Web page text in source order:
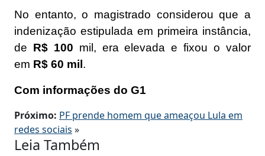
No entanto, o magistrado considerou que a
indenização estipulada em primeira instância,
de R$ 100 mil, era elevada efixou o valor
em R$ 60 mil .
Com informações do G1
Próximo: PF prende homem que ameaçou Lula em
redes sociais »
Leia Também